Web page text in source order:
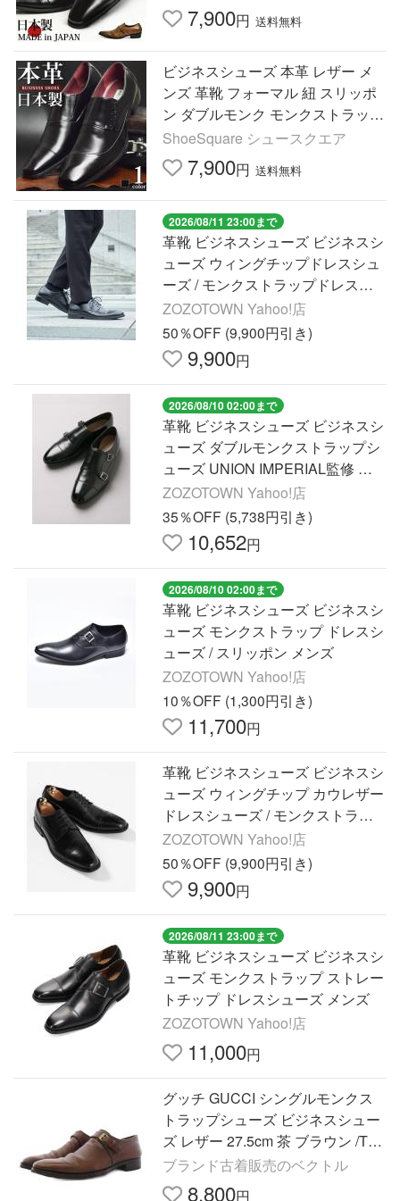
7,900円 送料無料
ビジネスシューズ 本革 レザー メ
ンズ 革靴 フォーマル 紐 スリッポ
ン ダブルモンク モンクストラップ
ベルト レースアップ 紳士靴
ShoeSquare シュースクエア
7,900円 送料無料
2026/08/11 23:00まで
革靴 ビジネスシューズ ビジネスシ
ューズ ウィングチップドレスシュ
ーズ / モンクストラップドレスシ
ューズ メンズ
ZOZOTOWN Yahoo!店
50％OFF (9,900円引き)
9,900円
2026/08/10 02:00まで
革靴 ビジネスシューズ ビジネスシ
ューズ ダブルモンクストラップシ
ューズ UNION IMPERIAL監修 カ
ウレザー メンズ
ZOZOTOWN Yahoo!店
35％OFF (5,738円引き)
10,652円
2026/08/10 02:00まで
革靴 ビジネスシューズ ビジネスシ
ューズ モンクストラップ ドレスシ
ューズ / スリッポン メンズ
ZOZOTOWN Yahoo!店
10％OFF (1,300円引き)
11,700円
革靴 ビジネスシューズ ビジネスシ
ューズ ウィングチップ カウレザー
ドレスシューズ / モンクストラッ
プドレスシューズ メンズ
ZOZOTOWN Yahoo!店
50％OFF (9,900円引き)
9,900円
2026/08/11 23:00まで
革靴 ビジネスシューズ ビジネスシ
ューズ モンクストラップ ストレー
トチップ ドレスシューズ メンズ
ZOZOTOWN Yahoo!店
11,000円
グッチ GUCCI シングルモンクス
トラップシューズ ビジネスシュー
ズ レザー 27.5cm 茶 ブラウン /TK
メンズ
ブランド古着販売のベクトル
8,800円